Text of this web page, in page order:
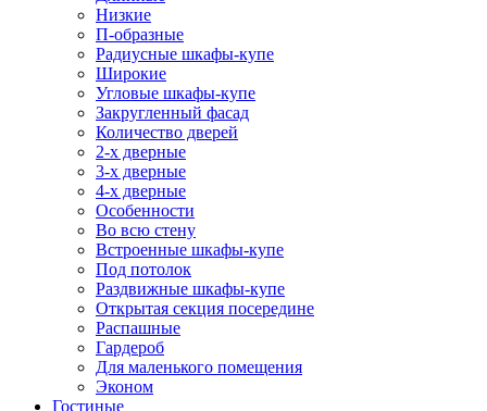
Низкие
П-образные
Радиусные шкафы-купе
Широкие
Угловые шкафы-купе
Закругленный фасад
Количество дверей
2-х дверные
3-х дверные
4-х дверные
Особенности
Во всю стену
Встроенные шкафы-купе
Под потолок
Раздвижные шкафы-купе
Открытая секция посередине
Распашные
Гардероб
Для маленького помещения
Эконом
Гостиные